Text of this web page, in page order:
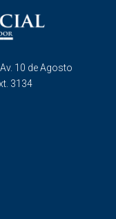
10 de Agosto
3134